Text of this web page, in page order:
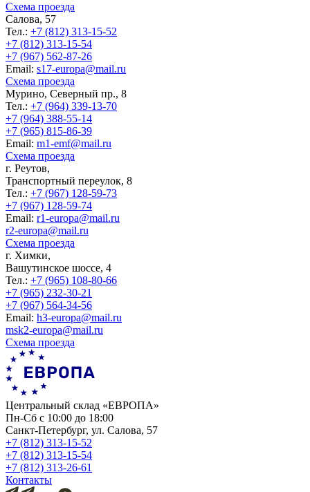
Схема проезда
Салова, 57
Тел.: +7 (812) 313-15-52
+7 (812) 313-15-54
+7 (967) 562-87-26
Еmail: s17-europa@mail.ru
Схема проезда
Мурино, Северный пр., 8
Тел.: +7 (964) 339-13-70
+7 (964) 388-55-14
+7 (965) 815-86-39
Еmail: m1-emf@mail.ru
Схема проезда
г. Реутов,
Транспортный переулок, 8
Тел.: +7 (967) 128-59-73
+7 (967) 128-59-74
Еmail: r1-europa@mail.ru
r2-europa@mail.ru
Схема проезда
г. Химки,
Вашутинское шоссе, 4
Тел.: +7 (965) 108-80-66
+7 (965) 232-30-21
+7 (967) 564-34-56
Еmail: h3-europa@mail.ru
msk2-europa@mail.ru
Схема проезда
Центральный склад «ЕВРОПА»
Пн-Сб с 10:00 до 18:00
Санкт-Петербург, ул. Салова, 57
+7 (812) 313-15-52
+7 (812) 313-15-54
+7 (812) 313-26-61
Контакты